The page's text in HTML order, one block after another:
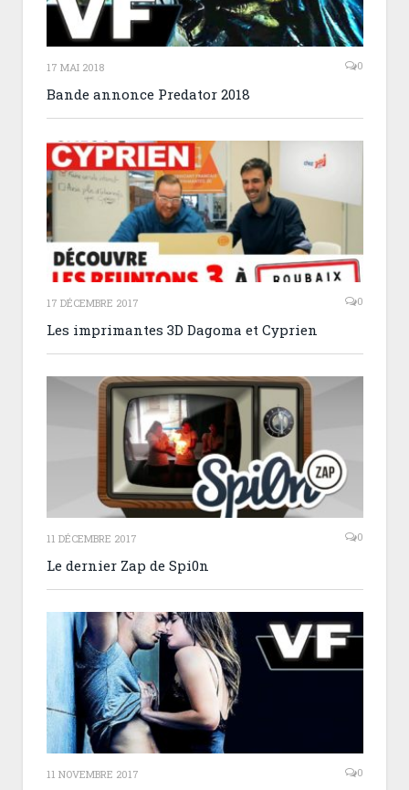
17 MAI 2018 0
Bande annonce Predator 2018
17 DÉCEMBRE 2017 0
Les imprimantes 3D Dagoma et Cyprien
11 DÉCEMBRE 2017 0
Le dernier Zap de Spi0n
11 NOVEMBRE 2017 0